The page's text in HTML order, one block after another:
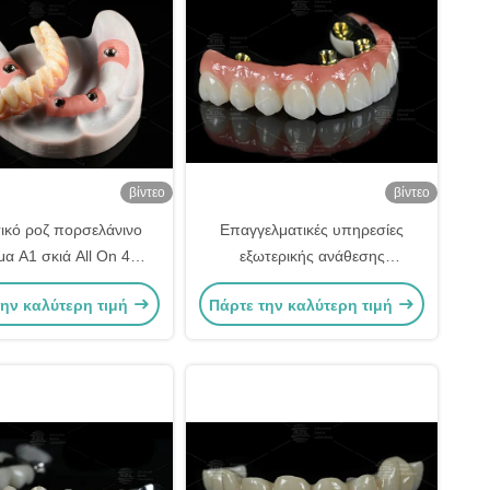
βίντεο
ροζ πορσελάνινο
A1 σκιά All On 4
βίδα τιτανίου
διατηρείται
καλύτερη τιμή
βίντεο
Επαγγελματικές υπηρεσίες
εξωτερικής ανάθεσης
οδοντιατρικών εργαστηρίων που
παρέχουν ακριβείς οδοντικές
Πάρτε την καλύτερη τιμή